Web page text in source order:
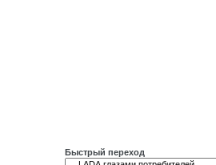
Быстрый переход